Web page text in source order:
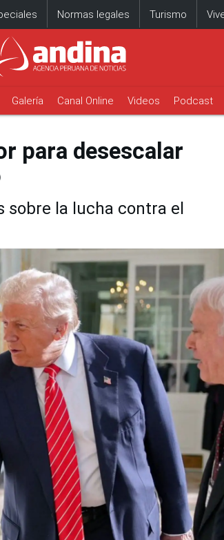
Normas legales Turismo
Galería Canal Online Videos Podcast
para desescalar
la lucha contra el